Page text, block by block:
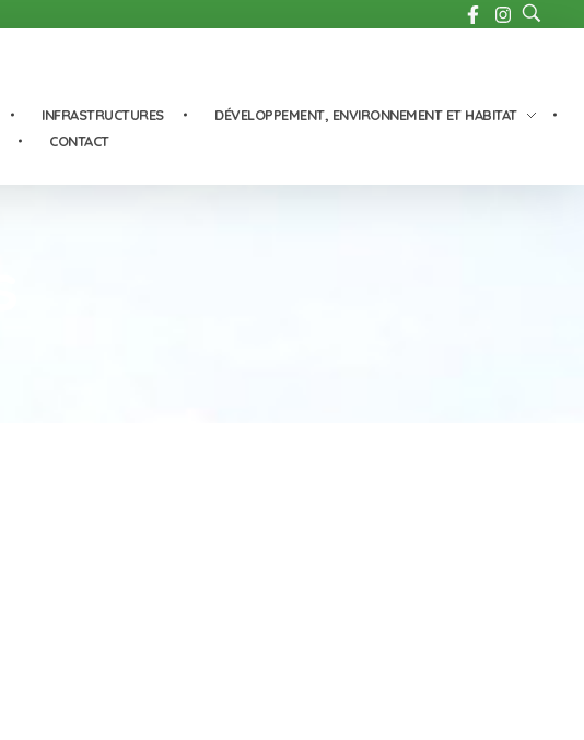
INFRASTRUCTURES
DÉVELOPPEMENT, ENVIRONNEMENT ET HABITAT
CONTACT